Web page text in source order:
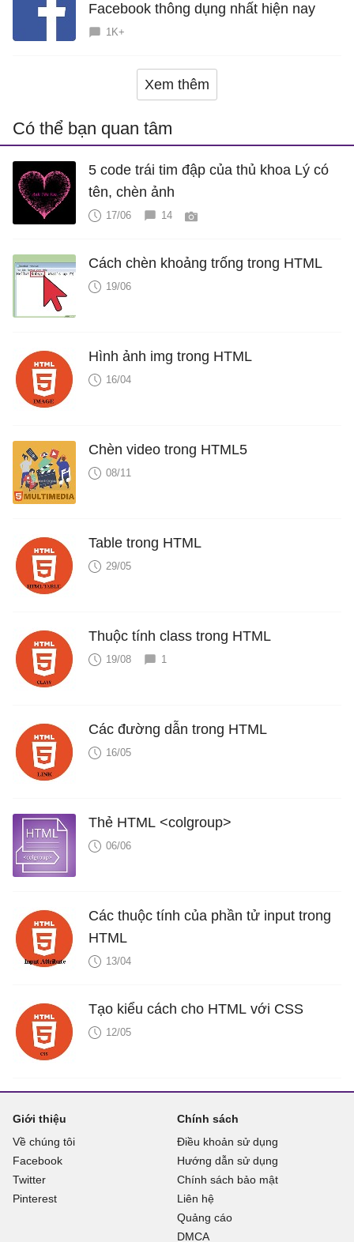
Facebook thông dụng nhất hiện nay
1K+
Xem thêm
Có thể bạn quan tâm
5 code trái tim đập của thủ khoa Lý có
tên, chèn ảnh
17/06 14
Cách chèn khoảng trống trong HTML
19/06
Hình ảnh img trong HTML
16/04
Chèn video trong HTML5
08/11
Table trong HTML
29/05
Thuộc tính class trong HTML
19/08 1
Các đường dẫn trong HTML
16/05
Thẻ HTML <colgroup>
06/06
Các thuộc tính của phần tử input trong
HTML
13/04
Tạo kiểu cách cho HTML với CSS
12/05
Giới thiệu
Về chúng tôi
Facebook
Twitter
Pinterest
Chính sách
Điều khoản sử dụng
Hướng dẫn sử dụng
Chính sách bảo mật
Liên hệ
Quảng cáo
DMCA